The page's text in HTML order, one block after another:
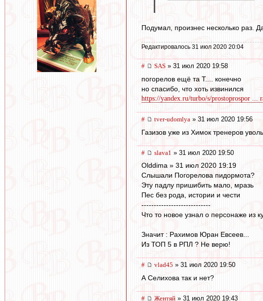
Подумал, произнес несколько раз.
Редактировалось 31 июл 2020 20:04
# SAS » 31 июл 2020 19:58
погорелов ещё та Т.... конечно
но спасибо, что хоть извинился
https://yandex.ru/turbo/s/prostoprospor ...
# tver-udomlya » 31 июл 2020 19:56
Газизов уже из Химок тренеров
# slava1 » 31 июл 2020 19:50
Olddima » 31 июл 2020 19:19
Слышали Погорелова пидормота?
Эту падлу пришибить мало, мразь
Пес без рода, истории и чести
----------------------------
Что то новое узнал о персонаже из
Значит : Рахимов Юран Евсеев...
Из ТОП 5 в РПЛ ? Не верю!
# vlad45 » 31 июл 2020 19:50
А Селихова так и нет?
# Жентяй » 31 июл 2020 19:43